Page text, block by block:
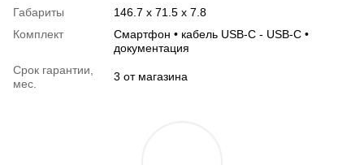
Габариты
146.7 х 71.5 х 7.8
Комплект
Смартфон • кабель USB-C - USB-C •
документация
Срок гарантии,
мес.
3 от магазина